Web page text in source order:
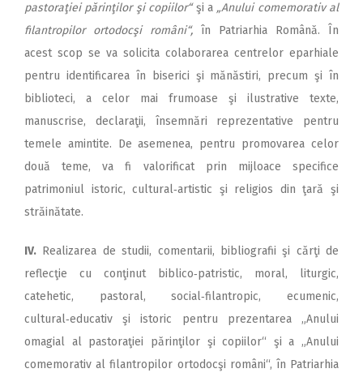
pastoraţiei părinţilor şi copiilor“şi a„Anului comemorativ al
filantropilor ortodocşi români“, în Patriarhia Română. În
acest scop se va solicita colaborarea centrelor eparhiale
pentru identificarea în biserici şi mănăstiri, precum şi în
biblioteci, a celor mai frumoase şi ilustrative texte,
manuscrise, declaraţii, însemnări reprezentative pentru
temele amintite. De asemenea, pentru promovarea celor
două teme, va fi valorificat prin mijloace specifice
patrimoniul istoric, cultural‑artistic şi religios din ţară şi
străinătate.
IV. Realizarea de studii, comentarii, bibliografii şi cărţi de
reflecţie cu conţinut biblico‑patristic, moral, liturgic,
catehetic, pastoral, social‑filantropic, ecumenic,
cultural‑educativ şi istoric pentru prezentarea „Anului
omagial al pastoraţiei părinţilor şi copiilor“ şi a „Anului
comemorativ al filantropilor ortodocşi români“, în Patriarhia